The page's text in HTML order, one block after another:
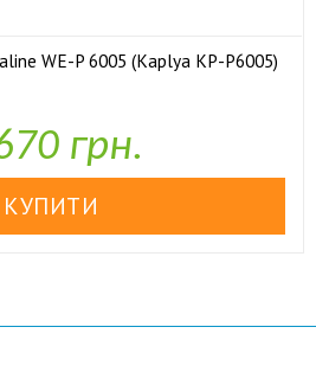
WE-P 6005 (Kaplya KP-P6005)
грн.